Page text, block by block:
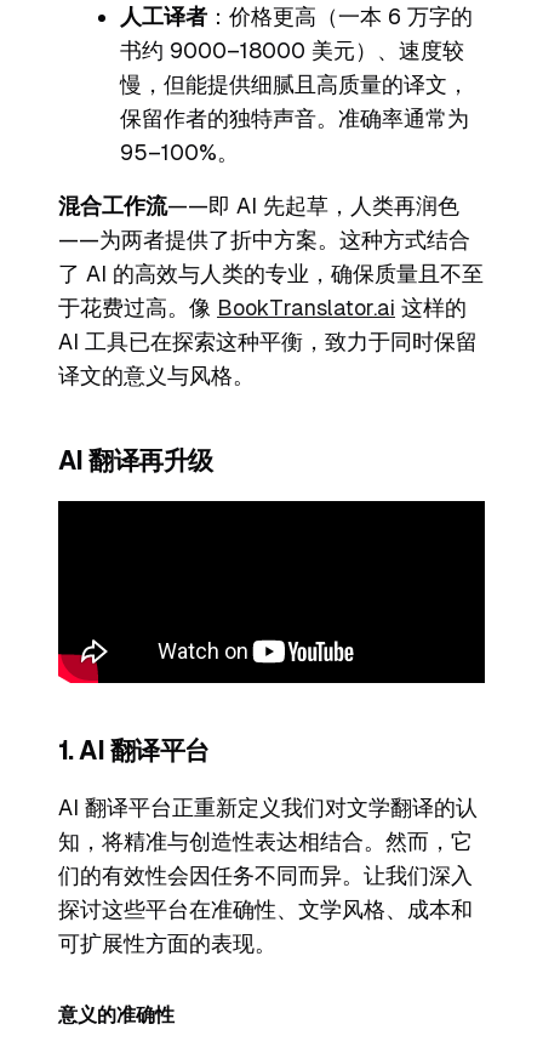
人工译者 ：价格更高（一本 6 万字的
书约 9000–18000 美元）、速度较
慢，但能提供细腻且高质量的译文，
保留作者的独特声音。准确率通常为
95–100%。
混合工作流——即 AI 先起草，人类再润色
——为两者提供了折中方案。这种方式结合
了 AI 的高效与人类的专业，确保质量且不至
于花费过高。像 BookTranslator.ai 这样的
AI 工具已在探索这种平衡，致力于同时保留
译文的意义与风格。
AI 翻译再升级
1. AI 翻译平台
AI 翻译平台正重新定义我们对文学翻译的认
知，将精准与创造性表达相结合。然而，它
们的有效性会因任务不同而异。让我们深入
探讨这些平台在准确性、文学风格、成本和
可扩展性方面的表现。
意义的准确性